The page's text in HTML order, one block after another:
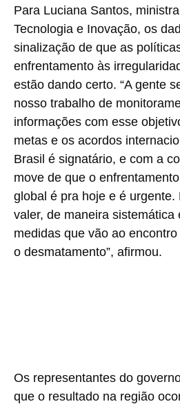
Para Luciana Santos,
Tecnologia e Inovação, os
sinalização de que as
enfrentamento às
estão dando certo. “A gente
nosso trabalho de
informações com esse
metas e os acordos
Brasil é signatário, e com a
move de que o
global é pra hoje e é urgente.
valer, de maneira sistemática
medidas que vão ao
o desmatamento”, afirmou.
Os representantes do
que o resultado na região